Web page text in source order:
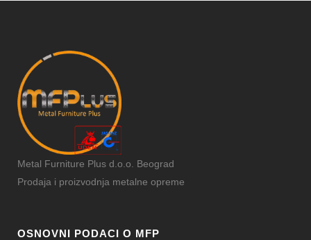
Metal Furniture Plus d.o.o. Beograd
Prodaja i proizvodnja metalne opreme
OSNOVNI PODACI O MFP